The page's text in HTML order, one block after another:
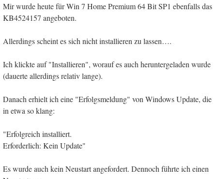
Mir wurde heute für Win 7 Home Premium 64 Bit SP1 ebenfalls das
KB4524157 angeboten.
Allerdings scheint es sich nicht installieren zu lassen….
Ich klickte auf "Installieren", worauf es auch heruntergeladen wurde
(dauerte allerdings relativ lange).
Danach erhielt ich eine "Erfolgsmeldung" von Windows Update, die
in etwa so klang:
"Erfolgreich installiert.
Erforderlich: Kein Update"
Es wurde auch kein Neustart angefordert. Dennoch führte ich einen